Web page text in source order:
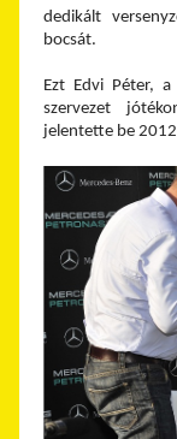
dedikált
bocsát.
Ezt Edvi Péter,
szervezet
jelentette be